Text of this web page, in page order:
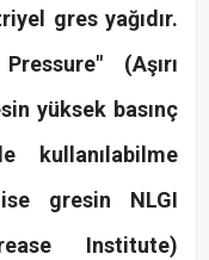
gres yağıdır.
(Aşırı
yüksek basınç
kullanılabilme
gresin NLGI
Institute)